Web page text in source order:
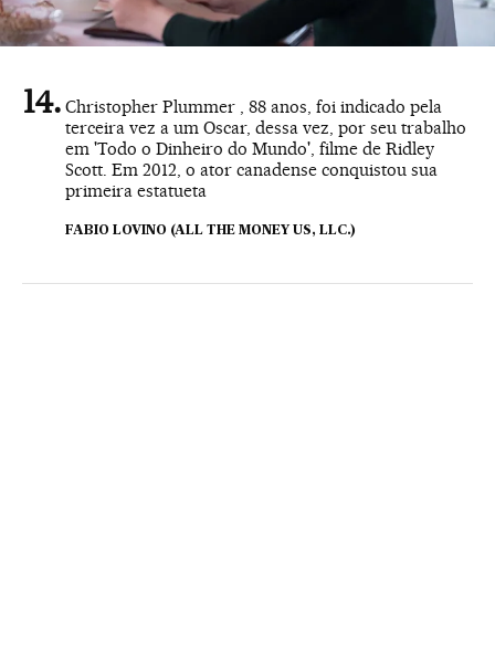
Christopher Plummer , 88 anos, foi indicado pela
terceira vez a um Oscar, dessa vez, por seu trabalho
em 'Todo o Dinheiro do Mundo', filme de Ridley
Scott. Em 2012, o ator canadense conquistou sua
primeira estatueta
FABIO LOVINO (ALL THE MONEY US, LLC.)